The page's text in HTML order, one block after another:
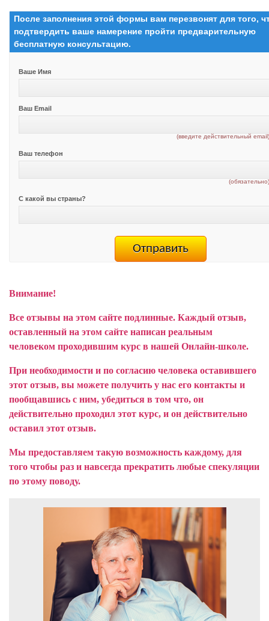
После заполнения этой формы вам перезвонят для того,
подтвердить ваше намерение пройти предварительную
бесплатную консультацию.
Ваше Имя
Ваш Email
(введите действительный
Ваш телефон
С какой вы страны?
Внимание!
Все отзывы на этом сайте подлинные. Каждый отзыв,
оставленный на этом сайте написан реальным
человеком проходившим курс в нашей Онлайн-школе.
При необходимости и по согласию человека оставившего
этот отзыв, вы можете получить у нас его контакты и
пообщавшись с ним, убедиться в том что, он
действительно проходил этот курс, и он действительно
оставил этот отзыв.
Мы предоставляем такую возможность каждому, для
того чтобы раз и навсегда прекратить любые спекуляции
по этому поводу.